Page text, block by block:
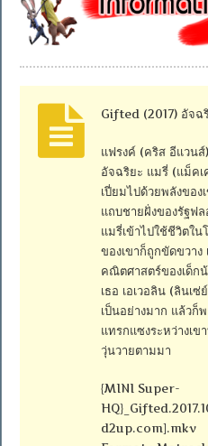
Gifted (2017) อัจฉ
แฟรงค์ (คริส อีแวนส์
อัจฉริยะ แมรี่ (แม็คเ
เปี่ยมไปด้วยพลังของ
แถบชายฝั่งของรัฐฟ
แมรี่เข้าไปใช้ชีวิตใน
ของเขาก็ถูกขัดขวา
คณิตศาสตร์ของเด็ก
เธอ เอเวอลิน (ลินเ
เป็นอย่างมาก แล้วก็
แทรกแซงระหว่างเข
วุ่นวายตามมา
{MINI Super-
d2up.com].mkv